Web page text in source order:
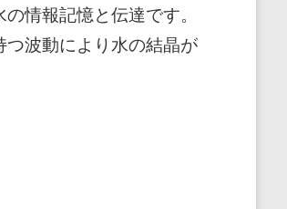
情報記憶と伝達です。
波動により水の結晶が